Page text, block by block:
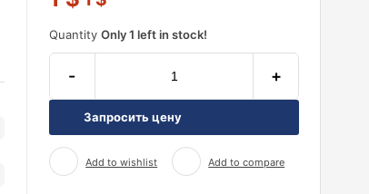
QuantityOnly 1 left in stock!
- +
Запросить цену
Add to wishlist Add to compare